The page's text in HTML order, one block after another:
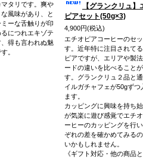
タリです。爽や
風味があり、と
ーな舌触りが印
につれエキゾテ
得も言われぬ魅
。
【グランクリュ】
ピアセット(50g×3)
4,900円(税込)
エチオピアコーヒーのセ
す。近年特に注目されて
ピアですが、エリアや製
ードの違いを比べること
す。グランクリュ２品と
イルガチャフェが50gずつ
ます。
カッピングに興味を持ち
が気楽に遊び感覚でエチ
ーヒーのカッピングを行
ぞれの差を確かめてみる
いかもしれません。
《ギフト対応・他の商品